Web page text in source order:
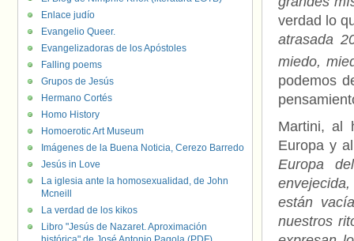
verdad lo
atrasada
miedo,
podemos
Martini, al
Europa y
Europa
están
nuestros
Enlace judío
Evangelio Queer.
Evangelizadoras de los Apóstoles
Falling poems
Grupos de Jesús
Hermano Cortés
Homo History
Homoerotic Art Museum
Imágenes de la Buena Noticia, Cerezo Barredo
Jesús in Love
La iglesia ante la homosexualidad, de John
Mcneill
La verdad de los kikos
Libro "Jesús de Nazaret. Aproximación